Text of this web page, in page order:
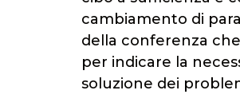
cambiamento di
della conferenza
per indicare la
soluzione dei